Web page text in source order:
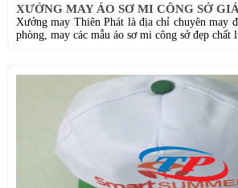
XƯỞNG MAY ÁO SƠ MI CÔNG SỞ
Xưởng may Thiên Phát là địa chỉ chuyên may
phòng, may các mẫu áo sơ mi công sở đẹp chất